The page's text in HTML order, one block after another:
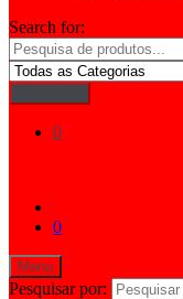
Search for:
0
0
Menu
Pesquisar por: